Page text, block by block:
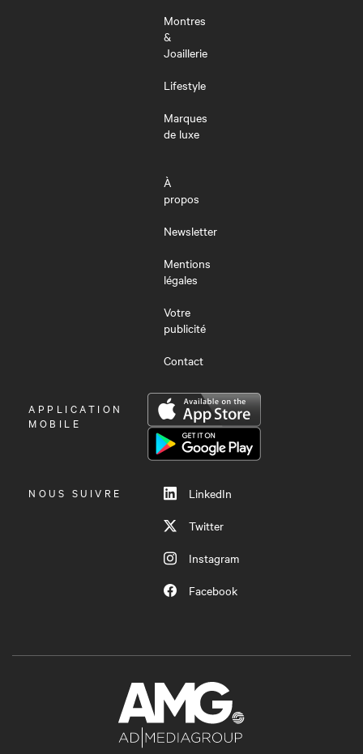
Montres
&
Joaillerie
Lifestyle
Marques
de luxe
À
propos
Newsletter
Mentions
légales
Votre
publicité
Contact
OUVRIR
LE
APPLICATION
MOBILE
NOUS SUIVRE
LinkedIn
Twitter
Instagram
Facebook